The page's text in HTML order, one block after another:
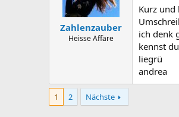
Zahlenzauber
Heisse Affäre
Kurz und
ich denk
kennst
liegrü
andrea
1 2 Nächste